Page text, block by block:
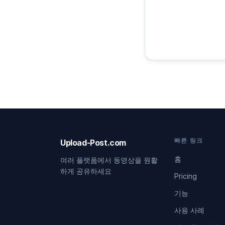
Upload-Post.com
여러 플랫폼에서 동영상을 원활
하게 공유하세요
빠른 링크
홈
Pricing
기능
사용 사례